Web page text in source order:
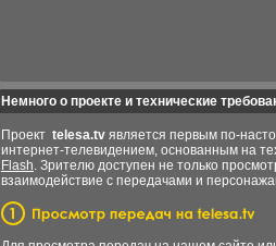
Немного о проекте и технические
Проект telesa.tv является первым по-
интернет-телевидением, основанным на
Flash. Зрителю доступен не только
взаимодействие с передачами и